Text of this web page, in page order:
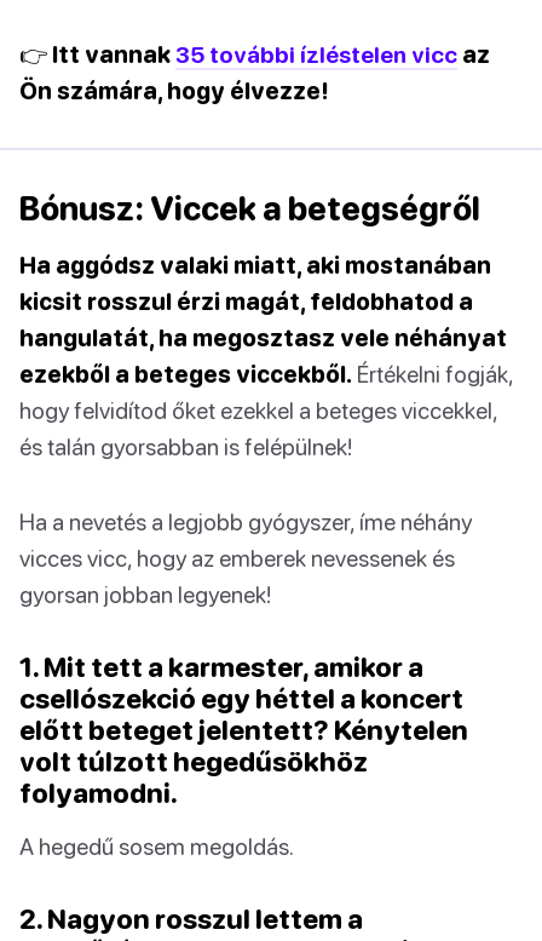
👉 Itt vannak 35 további ízléstelen vicc az
Ön számára, hogy élvezze!
Bónusz: Viccek a betegségről
Ha aggódsz valaki miatt, aki mostanában
kicsit rosszul érzi magát, feldobhatod a
hangulatát, ha megosztasz vele néhányat
ezekből a beteges viccekből. Értékelni fogják,
hogy felvidítod őket ezekkel a beteges viccekkel,
és talán gyorsabban is felépülnek!
Ha a nevetés a legjobb gyógyszer, íme néhány
vicces vicc, hogy az emberek nevessenek és
gyorsan jobban legyenek!
1. Mit tett a karmester, amikor a
csellószekció egy héttel a koncert
előtt beteget jelentett? Kénytelen
volt túlzott hegedűsökhöz
folyamodni.
A hegedű sosem megoldás.
2. Nagyon rosszul lettem a